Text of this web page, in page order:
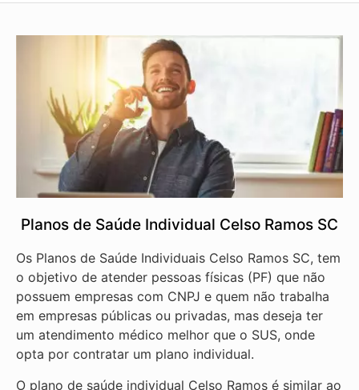
Planos de Saúde Individual Celso Ramos SC
Os Planos de Saúde Individuais Celso Ramos SC, tem
o objetivo de atender pessoas físicas (PF) que não
possuem empresas com CNPJ e quem não trabalha
em empresas públicas ou privadas, mas deseja ter
um atendimento médico melhor que o SUS, onde
opta por contratar um plano individual.
O plano de saúde individual Celso Ramos é similar ao